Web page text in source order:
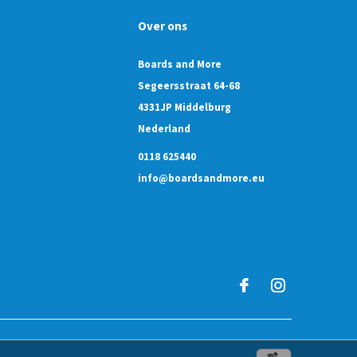
Over ons
Boards and More
Segeersstraat 64-68
4331JP Middelburg
Nederland
0118 625440
info@boardsandmore.eu